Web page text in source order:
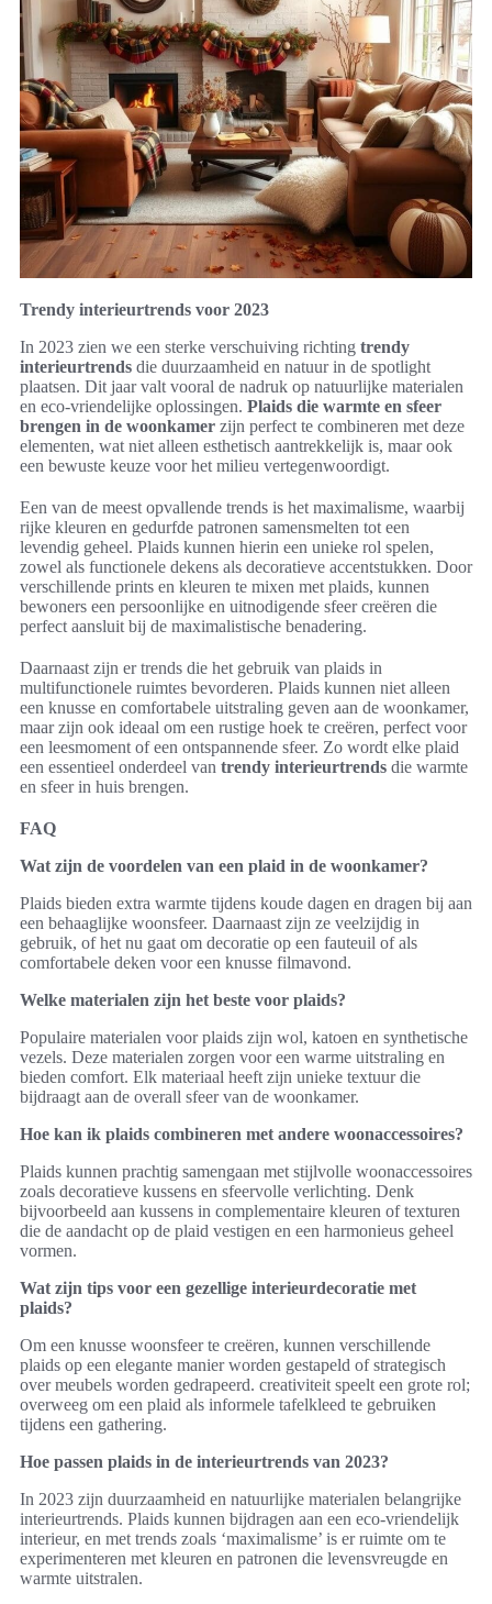
Trendy interieurtrends voor 2023
In 2023 zien we een sterke verschuiving richting trendy
interieurtrends die duurzaamheid en natuur in de spotlight
plaatsen. Dit jaar valt vooral de nadruk op natuurlijke materialen
en eco-vriendelijke oplossingen. Plaids die warmte en sfeer
brengen in de woonkamer zijn perfect te combineren met deze
elementen, wat niet alleen esthetisch aantrekkelijk is, maar ook
een bewuste keuze voor het milieu vertegenwoordigt.
Een van de meest opvallende trends is het maximalisme, waarbij
rijke kleuren en gedurfde patronen samensmelten tot een
levendig geheel. Plaids kunnen hierin een unieke rol spelen,
zowel als functionele dekens als decoratieve accentstukken. Door
verschillende prints en kleuren te mixen met plaids, kunnen
bewoners een persoonlijke en uitnodigende sfeer creëren die
perfect aansluit bij de maximalistische benadering.
Daarnaast zijn er trends die het gebruik van plaids in
multifunctionele ruimtes bevorderen. Plaids kunnen niet alleen
een knusse en comfortabele uitstraling geven aan de woonkamer,
maar zijn ook ideaal om een rustige hoek te creëren, perfect voor
een leesmoment of een ontspannende sfeer. Zo wordt elke plaid
een essentieel onderdeel van trendy interieurtrends die warmte
en sfeer in huis brengen.
FAQ
Wat zijn de voordelen van een plaid in de woonkamer?
Plaids bieden extra warmte tijdens koude dagen en dragen bij aan
een behaaglijke woonsfeer. Daarnaast zijn ze veelzijdig in
gebruik, of het nu gaat om decoratie op een fauteuil of als
comfortabele deken voor een knusse filmavond.
Welke materialen zijn het beste voor plaids?
Populaire materialen voor plaids zijn wol, katoen en synthetische
vezels. Deze materialen zorgen voor een warme uitstraling en
bieden comfort. Elk materiaal heeft zijn unieke textuur die
bijdraagt aan de overall sfeer van de woonkamer.
Hoe kan ik plaids combineren met andere woonaccessoires?
Plaids kunnen prachtig samengaan met stijlvolle woonaccessoires
zoals decoratieve kussens en sfeervolle verlichting. Denk
bijvoorbeeld aan kussens in complementaire kleuren of texturen
die de aandacht op de plaid vestigen en een harmonieus geheel
vormen.
Wat zijn tips voor een gezellige interieurdecoratie met
plaids?
Om een knusse woonsfeer te creëren, kunnen verschillende
plaids op een elegante manier worden gestapeld of strategisch
over meubels worden gedrapeerd. creativiteit speelt een grote rol;
overweeg om een plaid als informele tafelkleed te gebruiken
tijdens een gathering.
Hoe passen plaids in de interieurtrends van 2023?
In 2023 zijn duurzaamheid en natuurlijke materialen belangrijke
interieurtrends. Plaids kunnen bijdragen aan een eco-vriendelijk
interieur, en met trends zoals ‘maximalisme’ is er ruimte om te
experimenteren met kleuren en patronen die levensvreugde en
warmte uitstralen.